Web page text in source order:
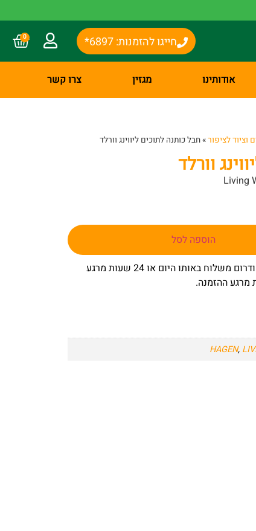
חייגו להזמנות: 6897* 0
אודותינו מגזין צרו קשר
וציוד לציפור»חבל כותנה לתוכים ליווינג וורלד
וורלד
Living
הוספה לסל
– באר שבע שפלה ודרום משלוח באותו היום או 24 שעות מרגע
HAGEN,